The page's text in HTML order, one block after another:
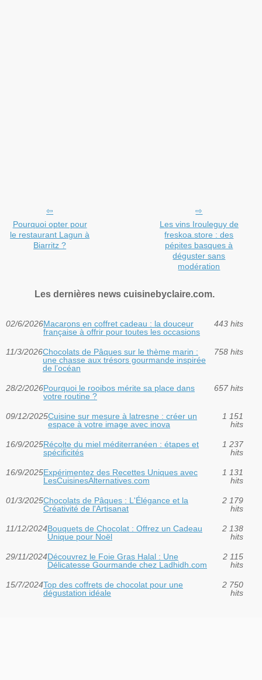
Pourquoi opter pour
le restaurant Lagun à
Biarritz ?
Les vins Irouleguy de
freskoa.store : des
pépites basques à
déguster sans
modération
Les dernières news cuisinebyclaire.com.
02/6/2026Macarons en coffret cadeau : la douceur
française à offrir pour toutes les occasions
443 hits
11/3/2026Chocolats de Pâques sur le thème marin :
une chasse aux trésors gourmande inspirée
de l’océan
758 hits
28/2/2026Pourquoi le rooibos mérite sa place dans
votre routine ?
657 hits
09/12/2025Cuisine sur mesure à latresne : créer un
espace à votre image avec inova
1 151
hits
16/9/2025Récolte du miel méditerranéen : étapes et
spécificités
1 237
hits
16/9/2025Expérimentez des Recettes Uniques avec
LesCuisinesAlternatives.com
1 131
hits
01/3/2025Chocolats de Pâques : L'Élégance et la
Créativité de l'Artisanat
2 179
hits
11/12/2024Bouquets de Chocolat : Offrez un Cadeau
Unique pour Noël
2 138
hits
29/11/2024Découvrez le Foie Gras Halal : Une
Délicatesse Gourmande chez Ladhidh.com
2 115
hits
15/7/2024Top des coffrets de chocolat pour une
dégustation idéale
2 750
hits